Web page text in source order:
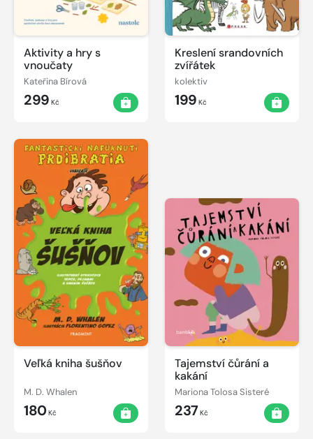
Aktivity a hry s
vnoučaty
Kateřina Bírová
299 Kč
Kreslení srandovních
zvířátek
kolektiv
199 Kč
Veľká kniha šušňov
M. D. Whalen
180Kč
Tajemství čůrání a
kakání
Mariona Tolosa Sisteré
237Kč